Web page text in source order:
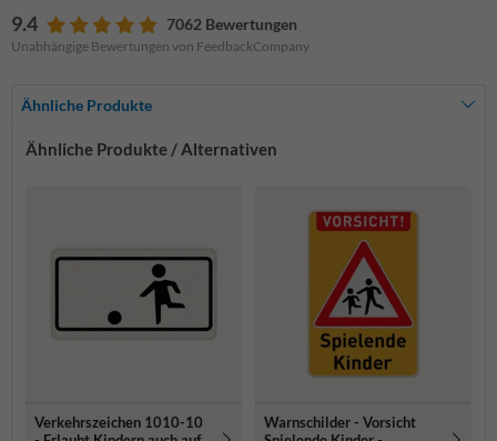
9.4 7062 Bewertungen
Unabhängige Bewertungen von FeedbackCompany
Ähnliche Produkte
Ähnliche Produkte / Alternativen
Verkehrszeichen 1010-10
Warnschilder - Vorsicht